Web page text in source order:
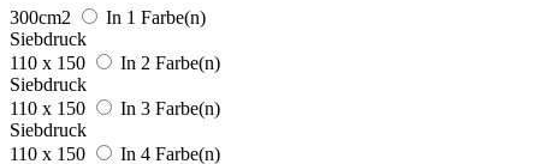
300cm2
In 1 Farbe(n)
Siebdruck
110 x 150
In 2 Farbe(n)
Siebdruck
110 x 150
In 3 Farbe(n)
Siebdruck
110 x 150
In 4 Farbe(n)